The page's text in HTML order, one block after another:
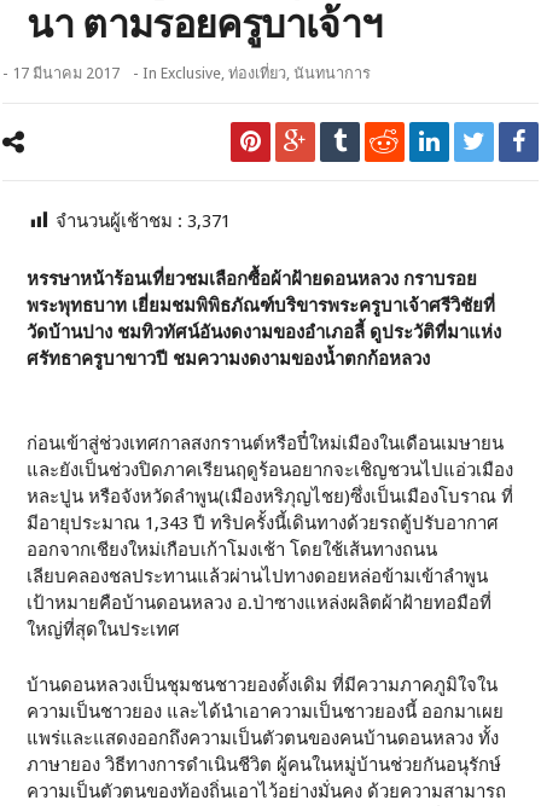
นา ตามรอยครูบาเจ้าฯ
- 17 มีนาคม 2017 - InExclusive,ท่องเที่ยว,นันทนาการ
จำนวนผู้เช้าชม :3,371
หรรษาหน้าร้อนเที่ยวชมเลือกซื้อผ้าฝ้ายดอนหลวง กราบรอย
พระพุทธบาท เยี่ยมชมพิพิธภัณฑ์บริขารพระครูบาเจ้าศรีวิชัยที่
วัดบ้านปาง ชมทิวทัศน์อันงดงามของอำเภอลี้ ดูประวัติที่มาแห่ง
ศรัทธาครูบาขาวปี ชมความงดงามของน้ำตกก้อหลวง
ก่อนเข้าสู่ช่วงเทศกาลสงกรานต์หรือปี๋ใหม่เมืองในเดือนเมษายน
และยังเป็นช่วงปิดภาคเรียนฤดูร้อนอยากจะเชิญชวนไปแอ่วเมือง
หละปูน หรือจังหวัดลำพูน(เมืองหริภุญไชย)ซึ่งเป็นเมืองโบราณ ที่
มีอายุประมาณ 1,343 ปี ทริปครั้งนี้เดินทางด้วยรถตู้ปรับอากาศ
ออกจากเชียงใหม่เกือบเก้าโมงเช้า โดยใช้เส้นทางถนน
เลียบคลองชลประทานแล้วผ่านไปทางดอยหล่อข้ามเข้าลำพูน
เป้าหมายคือบ้านดอนหลวง อ.ป่าซางแหล่งผลิตผ้าฝ้ายทอมือที่
ใหญ่ที่สุดในประเทศ
บ้านดอนหลวงเป็นชุมชนชาวยองดั้งเดิม ที่มีความภาคภูมิใจใน
ความเป็นชาวยอง และได้นำเอาความเป็นชาวยองนี้ ออกมาเผย
แพร่และแสดงออกถึงความเป็นตัวตนของคนบ้านดอนหลวง ทั้ง
ภาษายอง วิธีทางการดำเนินชีวิต ผู้คนในหมู่บ้านช่วยกันอนุรักษ์
ความเป็นตัวตนของท้องถิ่นเอาไว้อย่างมั่นคง ด้วยความสามารถ